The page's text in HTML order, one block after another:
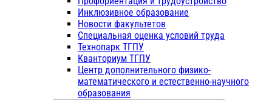
Инклюзивное образование
Новости факультетов
Специальная оценка условий труда
Технопарк ТГПУ
Кванториум ТГПУ
Центр дополнительного физико-
математического и естественно-научного
образования